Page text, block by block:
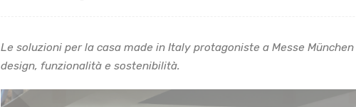
Le soluzioni per la casa made in Italy protagoniste a Messe
design, funzionalità e sostenibilità.